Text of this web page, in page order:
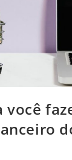
você